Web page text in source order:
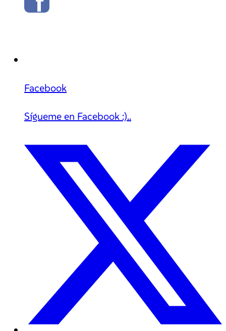
Facebook
Sígueme en Facebook :)..